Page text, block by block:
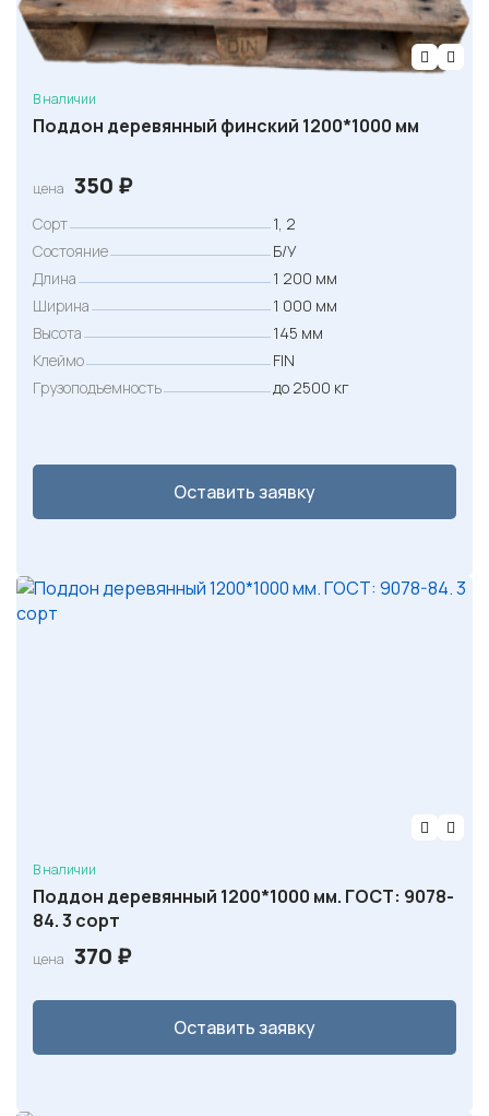
В наличии
Поддон деревянный финский 1200*1000 мм
цена 350 ₽
Сорт
1, 2
Состояние
Б/У
Длина
1 200 мм
Ширина
1 000 мм
Высота
145 мм
Клеймо
FIN
Грузоподъемность
до 2500 кг
Оставить заявку
В наличии
Поддон деревянный 1200*1000 мм. ГОСТ: 9078-
84. 3 сорт
цена 370 ₽
Оставить заявку